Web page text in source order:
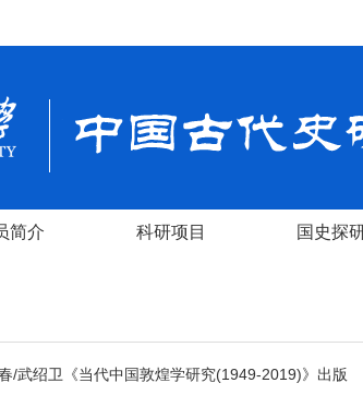
简介 科研项目 国史探
/武绍卫《当代中国敦煌学研究(1949-2019)》出版